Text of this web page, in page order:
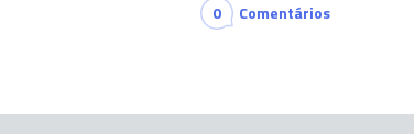
0 Comentários